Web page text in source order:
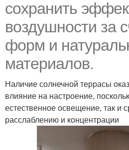
сохранить
воздушности за
форм и
материалов.
Наличие солнечной террасы
влияние на настроение,
естественное освещение, так и
расслаблению и концентрации